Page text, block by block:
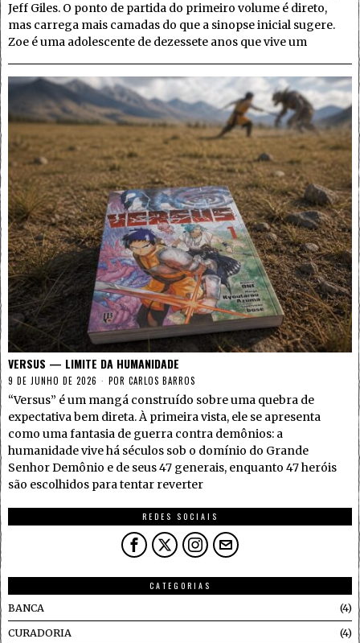
Jeff Giles. O ponto de partida do primeiro volume é direto,
mas carrega mais camadas do que a sinopse inicial sugere.
Zoe é uma adolescente de dezessete anos que vive um
VERSUS — LIMITE DA HUMANIDADE
9 DE JUNHO DE 2026 POR CARLOS BARROS
“Versus” é um mangá construído sobre uma quebra de
expectativa bem direta. À primeira vista, ele se apresenta
como uma fantasia de guerra contra demônios: a
humanidade vive há séculos sob o domínio do Grande
Senhor Demônio e de seus 47 generais, enquanto 47 heróis
são escolhidos para tentar reverter
REDES SOCIAIS
CATEGORIAS
BANCA
4
CURADORIA 4